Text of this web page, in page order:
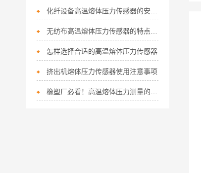
怎样选择合适的高温熔体压力传感器
挤出机熔体压力传感器使用注意事项